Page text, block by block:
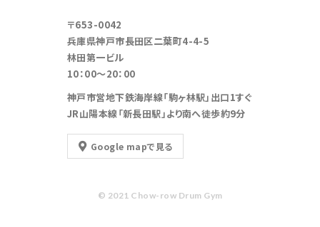
〒653-0042
兵庫県神戸市長田区二葉町4-4-5
林田第一ビル
10：00～20：00
神戸市営地下鉄海岸線「駒ヶ林駅」出口1すぐ
JR山陽本線「新長田駅」より南へ徒歩約9分
Google mapで見る
© 2021 Chow-row Drum Gym